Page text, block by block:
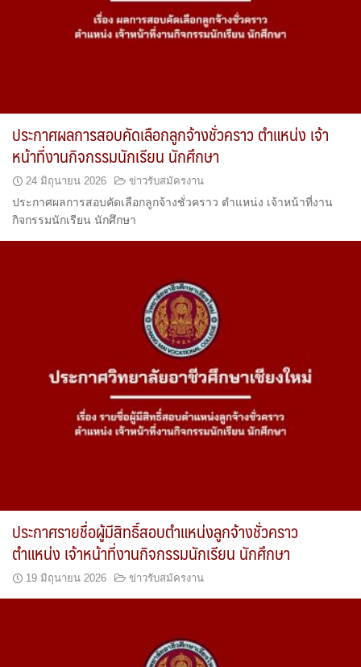
ประกาศผลการสอบคัดเลือกลูกจ้างชั่วคราว ตำแหน่ง เจ้า
หน้าที่งานกิจกรรมนักเรียน นักศึกษา
24 มิถุนายน 2026 ข่าวรับสมัครงาน
ประกาศผลการสอบคัดเลือกลูกจ้างชั่วคราว ตำแหน่ง เจ้าหน้าที่งาน
กิจกรรมนักเรียน นักศึกษา
ประกาศรายชื่อผู้มีสิทธิ์สอบตำแหน่งลูกจ้างชั่วคราว
ตำแหน่ง เจ้าหน้าที่งานกิจกรรมนักเรียน นักศึกษา
19 มิถุนายน 2026 ข่าวรับสมัครงาน